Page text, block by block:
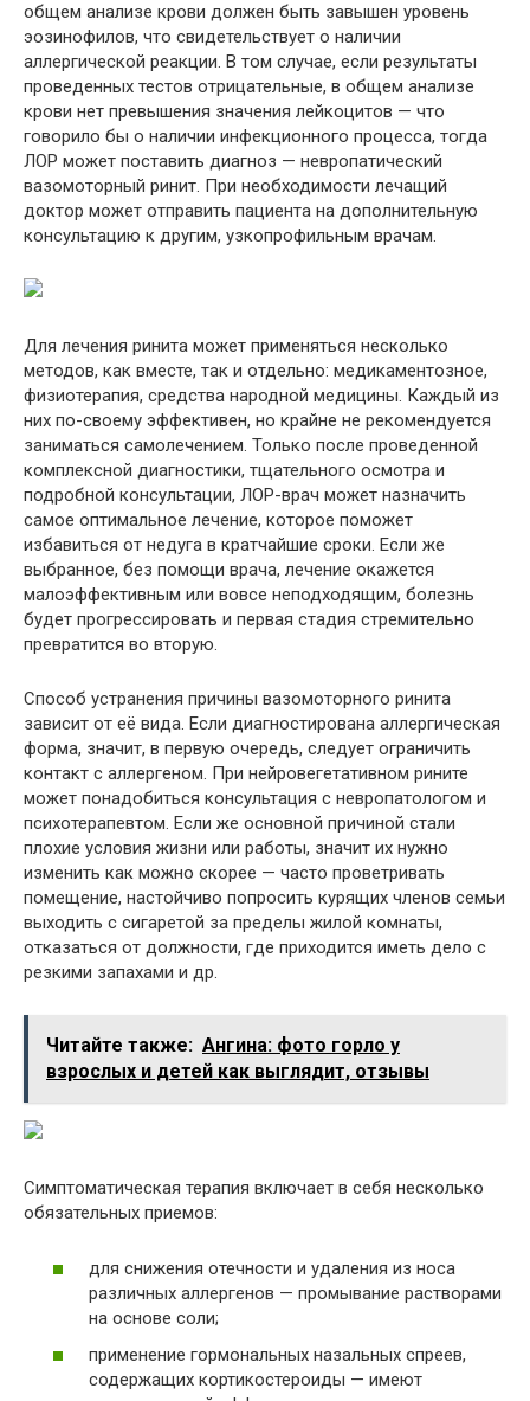
общем анализе крови должен быть завышен уровень
эозинофилов, что свидетельствует о наличии
аллергической реакции. В том случае, если результаты
проведенных тестов отрицательные, в общем анализе
крови нет превышения значения лейкоцитов — что
говорило бы о наличии инфекционного процесса, тогда
ЛОР может поставить диагноз — невропатический
вазомоторный ринит. При необходимости лечащий
доктор может отправить пациента на дополнительную
консультацию к другим, узкопрофильным врачам.
Для лечения ринита может применяться несколько
методов, как вместе, так и отдельно: медикаментозное,
физиотерапия, средства народной медицины. Каждый из
них по-своему эффективен, но крайне не рекомендуется
заниматься самолечением. Только после проведенной
комплексной диагностики, тщательного осмотра и
подробной консультации, ЛОР-врач может назначить
самое оптимальное лечение, которое поможет
избавиться от недуга в кратчайшие сроки. Если же
выбранное, без помощи врача, лечение окажется
малоэффективным или вовсе неподходящим, болезнь
будет прогрессировать и первая стадия стремительно
превратится во вторую.
Способ устранения причины вазомоторного ринита
зависит от её вида. Если диагностирована аллергическая
форма, значит, в первую очередь, следует ограничить
контакт с аллергеном. При нейровегетативном рините
может понадобиться консультация с невропатологом и
психотерапевтом. Если же основной причиной стали
плохие условия жизни или работы, значит их нужно
изменить как можно скорее — часто проветривать
помещение, настойчиво попросить курящих членов семьи
выходить с сигаретой за пределы жилой комнаты,
отказаться от должности, где приходится иметь дело с
резкими запахами и др.
Читайте также: Ангина: фото горло у
взрослых и детей как выглядит, отзывы
Симптоматическая терапия включает в себя несколько
обязательных приемов:
для снижения отечности и удаления из носа
различных аллергенов — промывание растворами
на основе соли;
применение гормональных назальных спреев,
содержащих кортикостероиды — имеют